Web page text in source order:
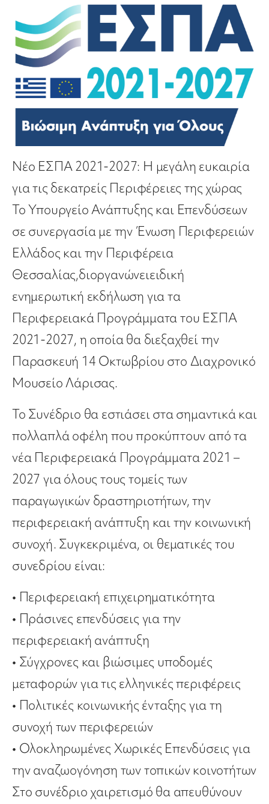
Νέο ΕΣΠΑ 2021-2027: Η μεγάλη ευκαιρία
για τις δεκατρείς Περιφέρειες της χώρας
Το Υπουργείο Ανάπτυξης και Επενδύσεων
σε συνεργασία με την Ένωση Περιφερειών
Ελλάδος και την Περιφέρεια
Θεσσαλίας,διοργανώνειειδική
ενημερωτική εκδήλωση για τα
Περιφερειακά Προγράμματα του ΕΣΠΑ
2021-2027, η οποία θα διεξαχθείτην
Παρασκευή 14 Οκτωβρίου στο Διαχρονικό
Μουσείο Λάρισας.
Το Συνέδριο θα εστιάσει στα σημαντικά και
πολλαπλά οφέλη που προκύπτουν από τα
νέα Περιφερειακά Προγράμματα 2021 –
2027 για όλους τους τομείς των
παραγωγικών δραστηριοτήτων, την
περιφερειακή ανάπτυξη και την κοινωνική
συνοχή. Συγκεκριμένα, οι θεματικές του
συνεδρίου είναι:
• Περιφερειακή επιχειρηματικότητα
• Πράσινες επενδύσεις για την
περιφερειακή ανάπτυξη
• Σύγχρονες και βιώσιμες υποδομές
μεταφορών για τις ελληνικές περιφέρεις
• Πολιτικές κοινωνικής ένταξης για τη
συνοχή των περιφερειών
• Ολοκληρωμένες Χωρικές Επενδύσεις για
την αναζωογόνηση των τοπικών κοινοτήτων
Στο συνέδριο χαιρετισμό θα απευθύνουν